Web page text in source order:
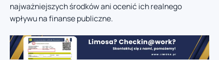
najważniejszych środków ani ocenić ich realnego
wpływu na finanse publiczne.